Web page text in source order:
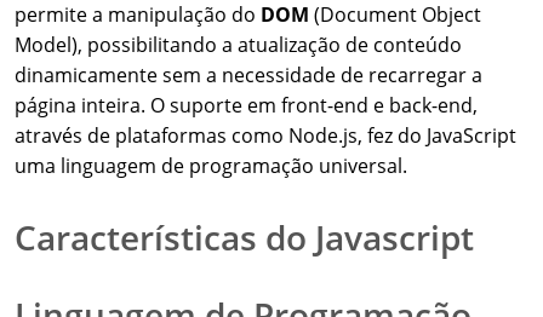
permite a manipulação do DOM (Document Object
Model), possibilitando a atualização de conteúdo
dinamicamente sem a necessidade de recarregar a
página inteira. O suporte em front-end e back-end,
através de plataformas como Node.js, fez do JavaScript
uma linguagem de programação universal.
Características do Javascript